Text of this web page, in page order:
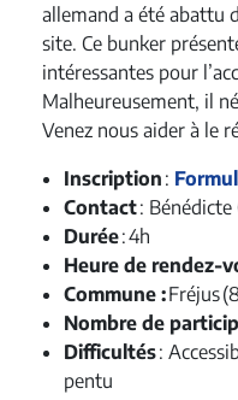
allemand a été abattu
site. Ce bunker
intéressantes pour
Malheureusement, il
Venez nous aider à le
Inscription :
Contact: Bénédicte
Durée: 4h
Heure de rendez-
Commune :Fréjus
Nombre de
Difficultés:
pentu